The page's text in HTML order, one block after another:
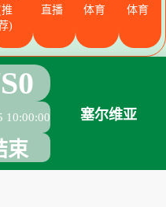
)
直播
体育
体育
0
10:00:00
束
塞尔维亚